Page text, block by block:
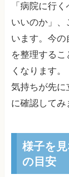
「病院に行
いいのか」、
います。今
を整理する
くなります
気持ちが先に
に確認してみ
様子を
の目安